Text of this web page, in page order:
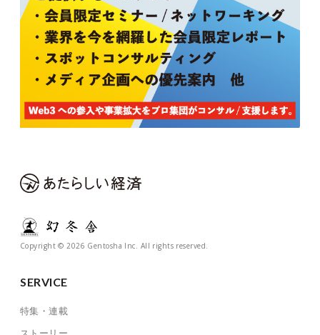
Copyright © 2026 Gentosha Inc. All rights reserved.
SERVICE
特集・連載